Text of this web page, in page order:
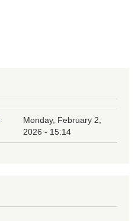
Monday, February 2,
2026 - 15:14